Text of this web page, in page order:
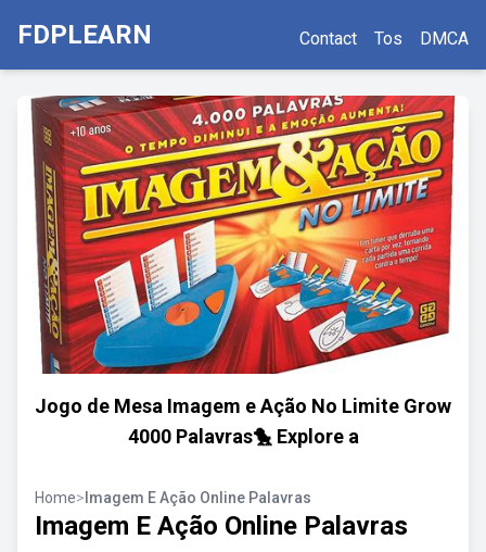
FDPLEARN Contact Tos DMCA
Jogo de Mesa Imagem e Ação No Limite Grow
4000 Palavras🐤 Explore a
Home> Imagem E Ação Online Palavras
Imagem E Ação Online Palavras